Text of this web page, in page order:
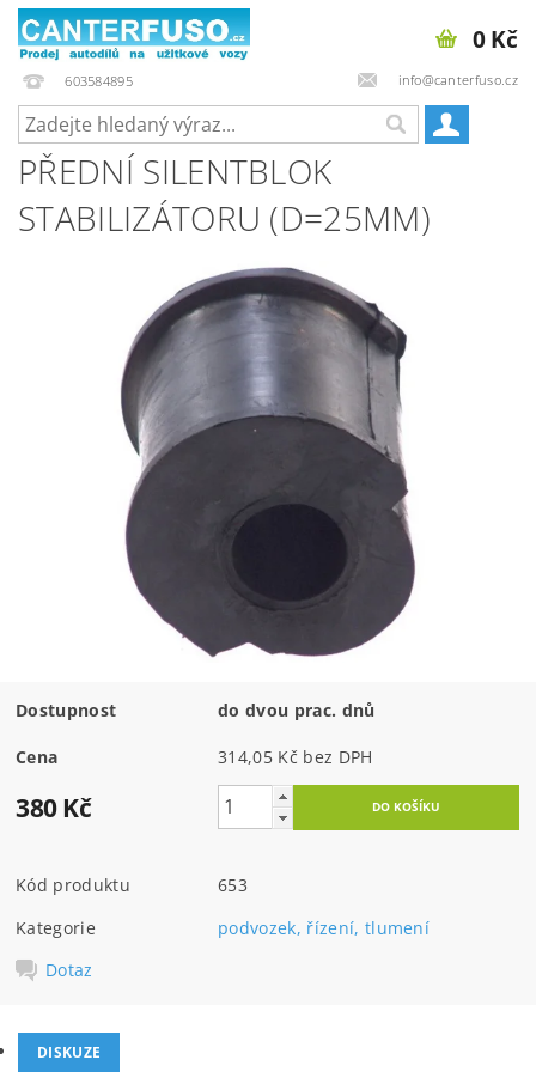
603584895 info@canterfuso.cz
0 Kč
PŘEDNÍ SILENTBLOK
STABILIZÁTORU (D=25MM)
Dostupnost do dvou prac. dnů
Cena 314,05 Kč bez DPH
380 Kč
Kód produktu
653
Kategorie
podvozek, řízení, tlumení
Dotaz
DISKUZE